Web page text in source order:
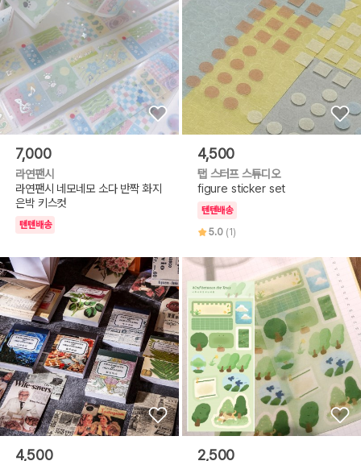
7,000
라연팬시
라연팬시 네모네모 소다 반짝 화지
은박 키스컷
텐텐배송
4,500
탭 스터프 스튜디오
figure sticker set
텐텐배송
5.0 (1)
4,500 2,500